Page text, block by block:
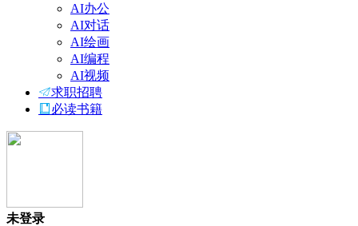
AI办公
AI对话
AI绘画
AI编程
AI视频
求职招聘
必读书籍
未登录